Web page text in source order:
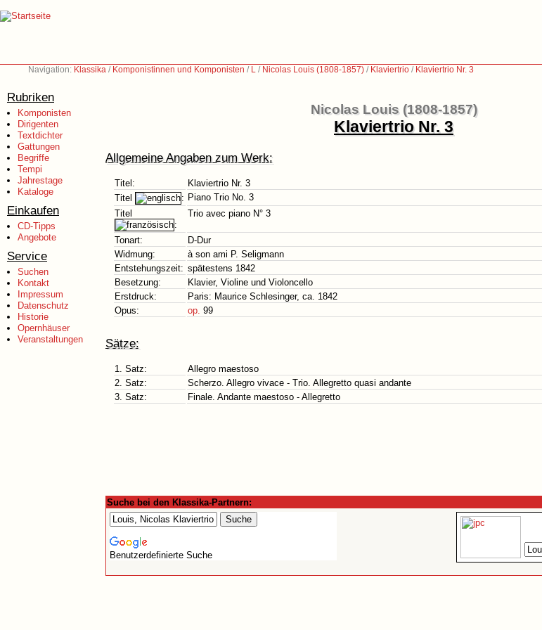
Navigation: Klassika / Komponistinnen und Komponisten / L / Nicolas Louis (1808-1857) / Klaviertrio / Klaviertrio Nr. 3
Rubriken
Komponisten
Dirigenten
Textdichter
Gattungen
Begriffe
Tempi
Jahrestage
Kataloge
Einkaufen
CD-Tipps
Angebote
Service
Suchen
Kontakt
Impressum
Datenschutz
Historie
Opernhäuser
Veranstaltungen
Nicolas Louis (1808-1857)
Klaviertrio Nr. 3
Allgemeine Angaben zum Werk:
Titel:
Klaviertrio Nr. 3
Titel
: Piano Trio No. 3
Titel
:
Trio avec piano N° 3
Tonart:
D-Dur
Widmung:
à son ami P. Seligmann
Entstehungszeit: spätestens 1842
Besetzung:
Klavier, Violine und Violoncello
Erstdruck:
Paris: Maurice Schlesinger, ca. 1842
Opus:
op. 99
Sätze:
1. Satz:
Allegro maestoso
2. Satz:
Scherzo. Allegro vivace - Trio. Allegretto quasi andante
3. Satz:
Finale. Andante maestoso - Allegretto
Suche bei den Klassika-Partnern:
Benutzerdefinierte Suche